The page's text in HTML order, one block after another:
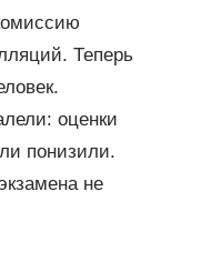
Теперь
оценки
понизили.
не